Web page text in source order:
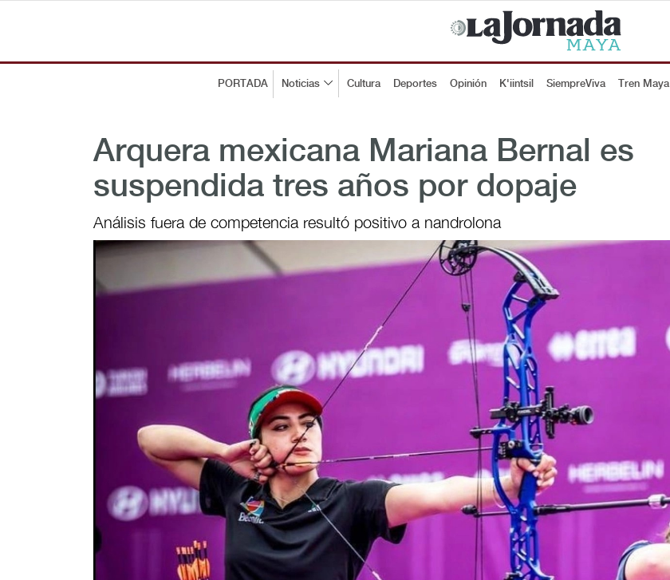
PORTADA Noticias Cultura Deportes Opinión K'iintsil SiempreViva Tren Maya
Arquera mexicana Mariana Bernal es
suspendida tres años por dopaje
Análisis fuera de competencia resultó positivo a nandrolona